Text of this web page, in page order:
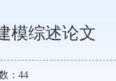
模综述论文
： 44